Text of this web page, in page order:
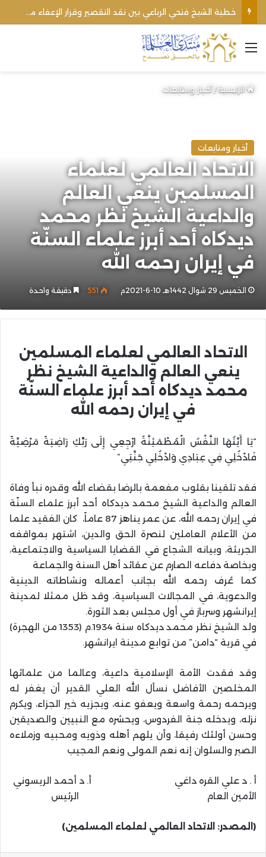
القائمة
الرئيسية/أخبار ومتابعات
أخبار ومتابعات
الاتحاد العالمي لعلماء
المسلمين ينعي العالم
والداعية الشيخ نظر محمد
ديدكاه أحد أبرز علماء السنّة
في إيران رحمه الله
الخميس 29 شوال 1442هـ 10-6-2021م 551 دقيقة واحدة
الاتحاد العالمي لعلماء المسلمين
ينعي العالم والداعية الشيخ نظر
محمد ديدكاه أحد أبرز علماء السنّة
في إيران رحمه الله
“يَا أَيَّتُهَا النَّفْسُ الْمُطْمَئِنَّةُ ارْجِعِي إِلَى رَبِّكِ رَاضِيَةً مَرْضِيَّةً
فَادْخُلِي فِي عِبَادِي وَادْخُلِي جَنَّتِي”
فقد تلقينا بقلوب مفعمة بالرضا بقضاء الله وقدره نبأ وفاة
العالم والداعية الشيخ محمد ديدكاه أحد أبرز علماء السنّة
في إيران رحمه الله، عن عمر يناهز 87 عاماً، كان الفقيد علما
من الأعلام العاملين لنصرة الحق والدين، اشتهر بمواقفه
الجريئة، وبيانه الشجاع في القضايا السياسية والاجتماعية،
وبخاصة دفاعه الصارم عن عقائد أهل السنة والجماعة
كما عُرف رحمه الله بجانب أعماله ونشاطاته الدينية
والدعوية، في المجالات السياسية، وقد ظل ممثلا لمدينة
إيرانشهر وسرباز في أول مجلس بعد الثورة.
ولد الشيخ نظر محمد ديدكاه سنة 1934.م (1353 من الهجرة)
في قرية “دامن” من توابع مدينة ايرانشهر.
وقد فقدت الأمة الإسلامية داعية، وعالما من علمائها
المخلصين الأفاضل نسأل الله العلي القدير أن يغفر له
ويرحمه رحمة واسعة ويعفو عنه، ويجزيه خير الجزاء، ويكرم
نزله، ويدخله جنة الفردوس، ويحشره مع النبيين والصديقين
وحسن أولئك رفيقا، وأن يلهم أهله وذويه ومحبيه وزملاءه
الصبر والسلوان إنه نعم المولى ونعم المجيب
أ . د علي القره داغي أ. د أحمد الريسوني
الأمين العام الرئيس
(المصدر: الاتحاد العالمي لعلماء المسلمين)